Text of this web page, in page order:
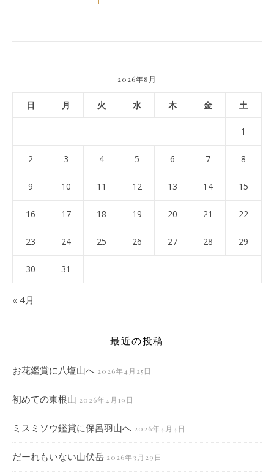
2026年8月
日 月 火 水 木 金 土
1
2 3 4 5 6 7 8
9 10 11 12 13 14 15
16 17 18 19 20 21 22
23 24 25 26 27 28 29
30 31
« 4月
最近の投稿
お花鑑賞に八塩山へ 2026年4月25日
初めての東根山 2026年4月19日
ミスミソウ鑑賞に保呂羽山へ 2026年4月4日
だーれもいない山伏岳 2026年3月29日